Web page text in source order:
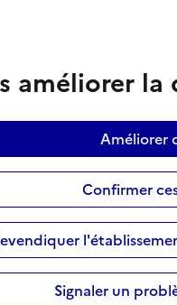
améliorer
Améliorer
Confirmer
Signaler un